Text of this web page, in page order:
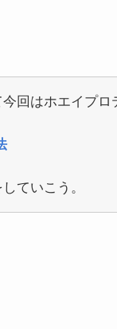
回はホエイプロ
ていこう。